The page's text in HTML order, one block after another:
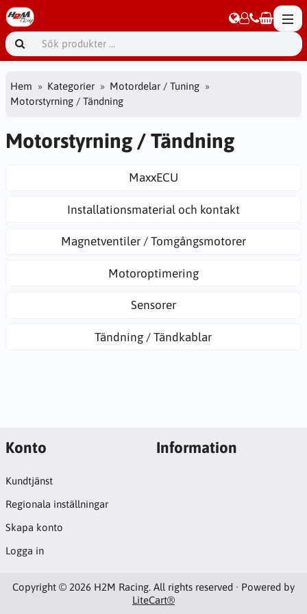
Hem Kategorier
Motordelar / Tuning
Motorstyrning / Tändning
Motorstyrning / Tändning
MaxxECU
Installationsmaterial och kontakt
Magnetventiler / Tomgångsmotorer
Motoroptimering
Sensorer
Tändning / Tändkablar
Konto
Kundtjänst
Regionala inställningar
Skapa konto
Logga in
Information
Copyright © 2026 H2M Racing. All rights reserved · Powered by
LiteCart®